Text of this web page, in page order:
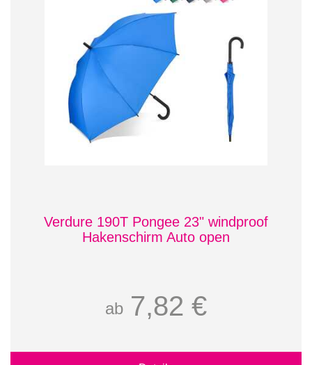
Verdure 190T Pongee 23" windproof
Hakenschirm Auto open
ab 7,82 €